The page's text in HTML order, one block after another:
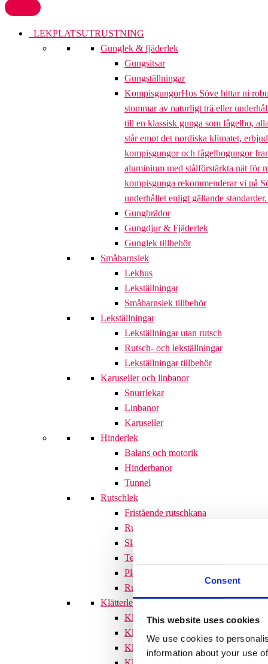
Consent
This website uses cookies
We use cookies to
information about your use
LEKPLATSUTRUSTNING
Gunglek & fjäderlek
Gungsitsar
Gungställningar
KompisgungorHos Söve hittar ni
stommar av naturligt trä eller
till en klassisk gunga som fågelbo,
står emot det nordiska klimatet,
kompisgungor och fågelbogungor
aluminium med stålförstärkta nät för
kompisgunga rekommenderar vi på
underhållet enligt gällande
Gungbrädor
Gungdjur & Fjäderlek
Gunglek tillbehör
Småbarnslek
Lekhus
Lekställningar
Småbarnslek tillbehör
Lekställningar
Lekställningar utan rutsch
Rutsch- och lekställningar
Lekställningar tillbehör
Karuseller och linbanor
Snurrlekar
Linbanor
Karuseller
Hinderlek
Balans och motorik
Hinderbanor
Tunnel
Rutschlek
Fristående rutschkana
Rutschkanor till lekställningar
Släntrutschkana
Terrängtrappor
Plattformar
Rutschlek tillbehör
Klätterlek
Klätterställningar
Klätterställning med rutschkana
Klätternät